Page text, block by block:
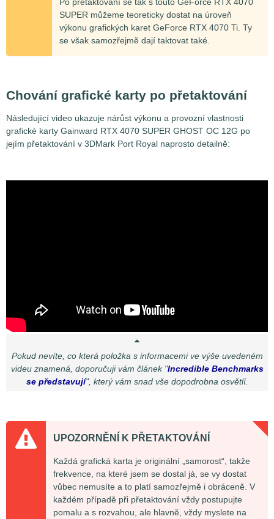
SUPER můžeme teoreticky dostat na úroveň
výkonu grafických karet GeForce RTX 4070 Ti. Ty
se však samozřejmě dají taktovat také.
Chování grafické karty po přetaktování
Následující video ukazuje nárůst výkonu a provozní vlastnosti
grafické karty Gainward RTX 4070 SUPER GHOST OC 12G po
jejím přetaktování v 3DMark Port Royal naprosto detailně:
Pokud nevíte, co která položka s informacemi ve výše uvedeném
videu znamená, doporučuji vám článek "Incredible Benchmarks
se představují", který vám snad vše dopodrobna osvětlí.
UPOZORNĚNÍ K PŘETAKTOVÁNÍ
Každá grafická karta je originální „samorost“, takže
frekvence, na které jsem se dostal já, se vy dostat
vůbec nemusíte a to platí samozřejmě i obráceně. V
každém případě při přetaktování vždy postupujte
pomalu a s rozvahou, ale hlavně, vždy myslete na